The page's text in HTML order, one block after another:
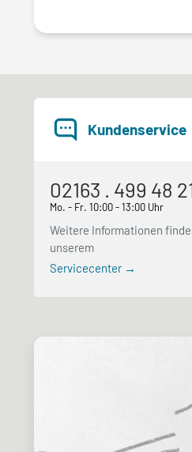
Kundenservice
02163 . 499 48
Mo. - Fr. 10:00 - 13:00 Uhr
Weitere Informationen
unserem
Servicecenter →